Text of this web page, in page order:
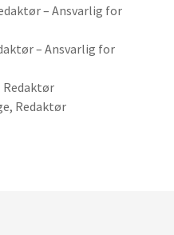
– Ansvarlig for
– Ansvarlig for
Redaktør